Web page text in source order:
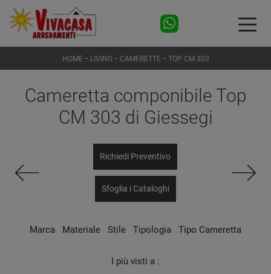
HOME- LIVING - CAMERETTE - TOP CM 303
Cameretta componibile Top
CM 303 di Giessegi
Richiedi Preventivo
Sfoglia i Cataloghi
Marca Materiale Stile Tipologia Tipo Cameretta
I più visti a :